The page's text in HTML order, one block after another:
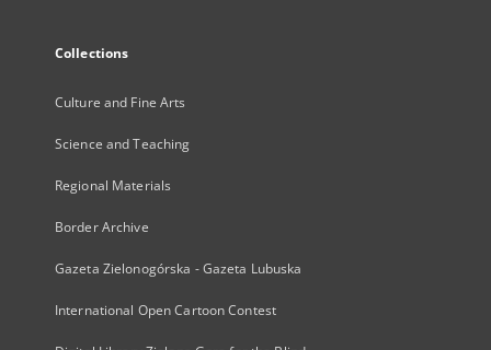
Collections
Culture and Fine Arts
Science and Teaching
Regional Materials
Border Archive
Gazeta Zielonogórska - Gazeta Lubuska
International Open Cartoon Contest